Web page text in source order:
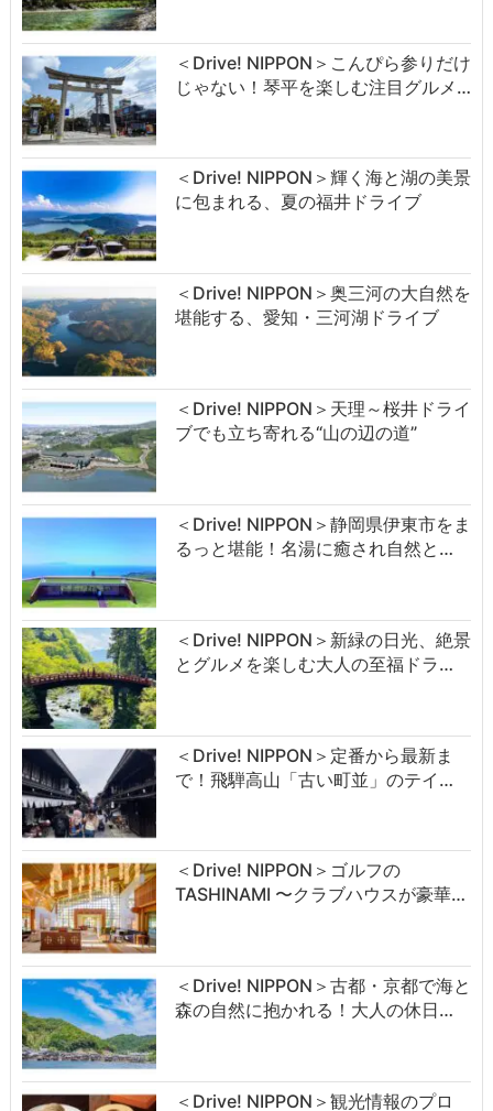
＜Drive! NIPPON＞こんぴら参りだけ
じゃない！琴平を楽しむ注目グルメ…
＜Drive! NIPPON＞輝く海と湖の美景
に包まれる、夏の福井ドライブ
＜Drive! NIPPON＞奥三河の大自然を
堪能する、愛知・三河湖ドライブ
＜Drive! NIPPON＞天理～桜井ドライ
ブでも立ち寄れる“山の辺の道”
＜Drive! NIPPON＞静岡県伊東市をま
るっと堪能！名湯に癒され自然と…
＜Drive! NIPPON＞新緑の日光、絶景
とグルメを楽しむ大人の至福ドラ…
＜Drive! NIPPON＞定番から最新ま
で！飛騨高山「古い町並」のテイ…
＜Drive! NIPPON＞ゴルフの
TASHINAMI 〜クラブハウスが豪華…
＜Drive! NIPPON＞古都・京都で海と
森の自然に抱かれる！大人の休日…
＜Drive! NIPPON＞観光情報のプロ